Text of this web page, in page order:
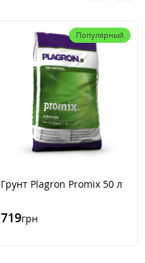
Популярный
Грунт Plagron Promix 50 л
719грн